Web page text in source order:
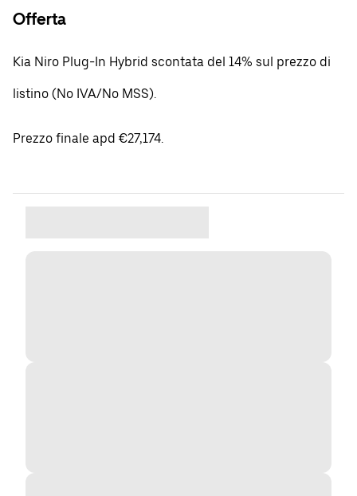
Offerta
Kia Niro Plug-In Hybrid scontata del 14% sul prezzo di
listino (No IVA/No MSS).
Prezzo finale apd €27,174.